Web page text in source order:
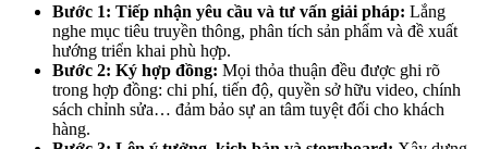
Bước 1: Tiếp nhận yêu cầu và tư vấn giải pháp: Lắng
nghe mục tiêu truyền thông, phân tích sản phẩm và đề xuất
hướng triển khai phù hợp.
Bước 2: Ký hợp đồng: Mọi thỏa thuận đều được ghi rõ
trong hợp đồng: chi phí, tiến độ, quyền sở hữu video, chính
sách chỉnh sửa… đảm bảo sự an tâm tuyệt đối cho khách
hàng.